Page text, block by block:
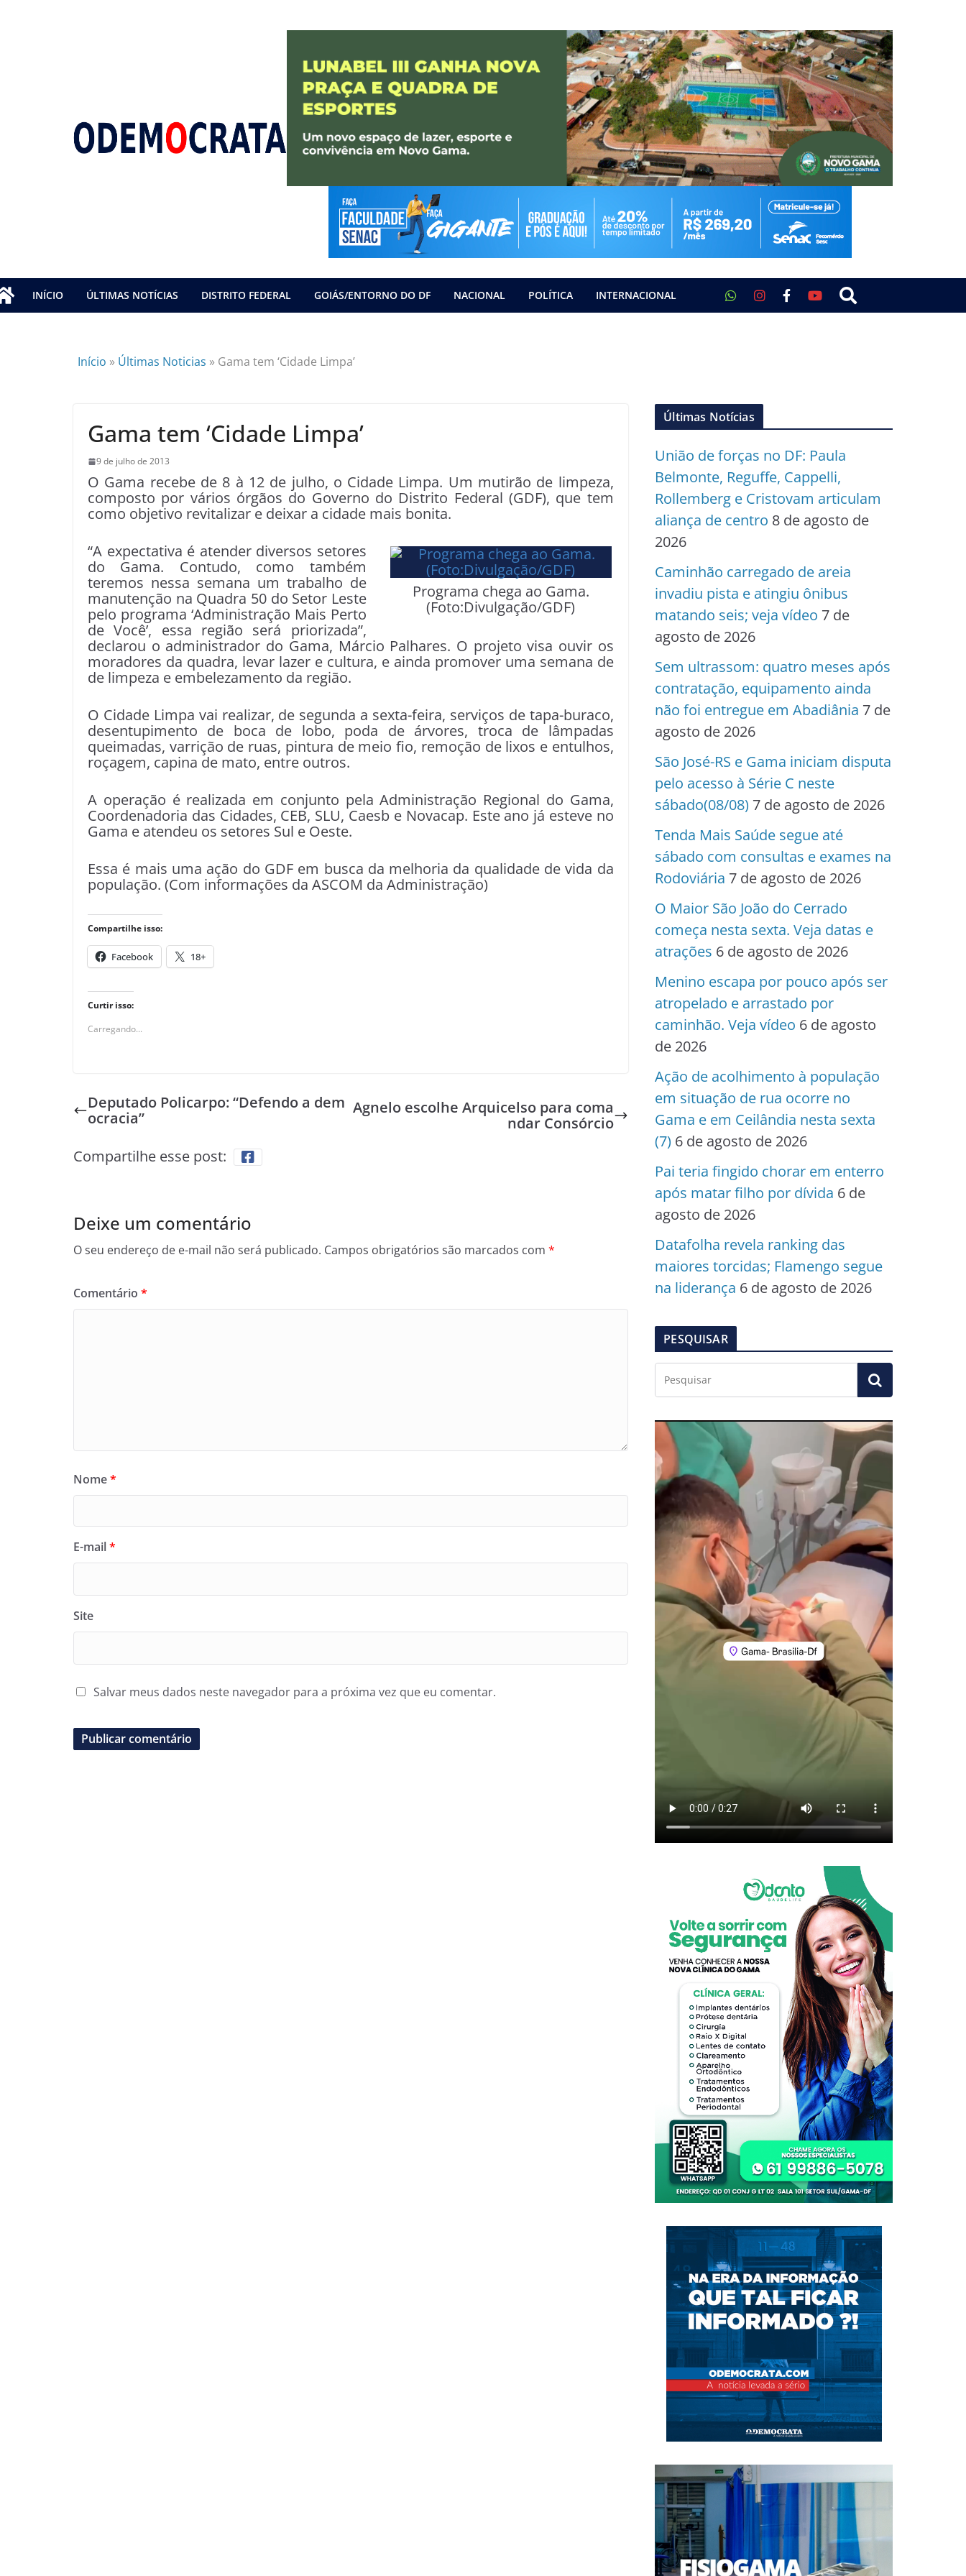
INÍCIO ÚLTIMAS NOTÍCIAS DISTRITO FEDERAL GOIÁS/ENTORNO DO DF NACIONAL POLÍTICA INTERNACIONAL
Início » Últimas Noticias » Gama tem ‘Cidade Limpa’
Gama tem ‘Cidade Limpa’
9 de julho de 2013
O Gama recebe de 8 à 12 de julho, o Cidade Limpa. Um mutirão de limpeza,
composto por vários órgãos do Governo do Distrito Federal (GDF), que tem
como objetivo revitalizar e deixar a cidade mais bonita.
Programa chega ao Gama.
(Foto:Divulgação/GDF)
“A expectativa é atender diversos setores
do Gama. Contudo, como também
teremos nessa semana um trabalho de
manutenção na Quadra 50 do Setor Leste
pelo programa ‘Administração Mais Perto
de Você’, essa região será priorizada”,
declarou o administrador do Gama, Márcio Palhares. O projeto visa ouvir os
moradores da quadra, levar lazer e cultura, e ainda promover uma semana de
de limpeza e embelezamento da região.
O Cidade Limpa vai realizar, de segunda a sexta-feira, serviços de tapa-buraco,
desentupimento de boca de lobo, poda de árvores, troca de lâmpadas
queimadas, varrição de ruas, pintura de meio fio, remoção de lixos e entulhos,
roçagem, capina de mato, entre outros.
A operação é realizada em conjunto pela Administração Regional do Gama,
Coordenadoria das Cidades, CEB, SLU, Caesb e Novacap. Este ano já esteve no
Gama e atendeu os setores Sul e Oeste.
Essa é mais uma ação do GDF em busca da melhoria da qualidade de vida da
população. (Com informações da ASCOM da Administração)
Compartilhe isso:
Facebook 18+
Curtir isso:
Carregando...
Deputado Policarpo: “Defendo a dem
ocracia”
Agnelo escolhe Arquicelso para coma
ndar Consórcio
Compartilhe esse post:
Deixe um comentário
O seu endereço de e-mail não será publicado. Campos obrigatórios são marcados com *
Comentário *
Nome*
E-mail*
Site
Salvar meus dados neste navegador para a próxima vez que eu comentar.
Últimas Notícias
União de forças no DF: Paula
Belmonte, Reguffe, Cappelli,
Rollemberg e Cristovam articulam
aliança de centro 8 de agosto de
2026
Caminhão carregado de areia
invadiu pista e atingiu ônibus
matando seis; veja vídeo 7 de
agosto de 2026
Sem ultrassom: quatro meses após
contratação, equipamento ainda
não foi entregue em Abadiânia 7 de
agosto de 2026
São José-RS e Gama iniciam disputa
pelo acesso à Série C neste
sábado(08/08) 7 de agosto de 2026
Tenda Mais Saúde segue até
sábado com consultas e exames na
Rodoviária 7 de agosto de 2026
O Maior São João do Cerrado
começa nesta sexta. Veja datas e
atrações 6 de agosto de 2026
Menino escapa por pouco após ser
atropelado e arrastado por
caminhão. Veja vídeo 6 de agosto
de 2026
Ação de acolhimento à população
em situação de rua ocorre no
Gama e em Ceilândia nesta sexta
(7) 6 de agosto de 2026
Pai teria fingido chorar em enterro
após matar filho por dívida 6 de
agosto de 2026
Datafolha revela ranking das
maiores torcidas; Flamengo segue
na liderança 6 de agosto de 2026
PESQUISAR